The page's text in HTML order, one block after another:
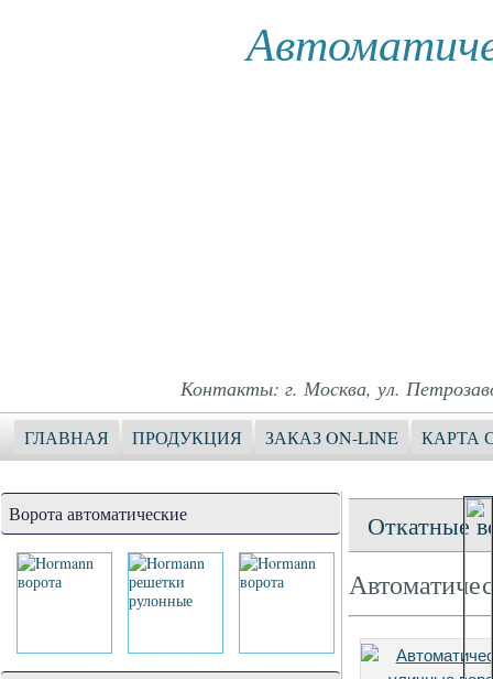
Контакты: г. Москва, ул.
ГЛАВНАЯ ПРОДУКЦИЯ ЗАКАЗ ON-LINE КАРТА
Ворота автоматические Откатные